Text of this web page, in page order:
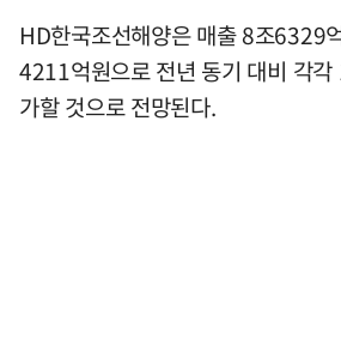
HD한국조선해양은 매출 8조6329
4211억원으로 전년 동기 대비 각
가할 것으로 전망된다.